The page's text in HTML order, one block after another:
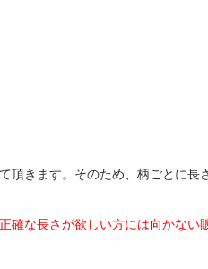
頂きます。そのため、柄ごとに長
な長さが欲しい方には向かない